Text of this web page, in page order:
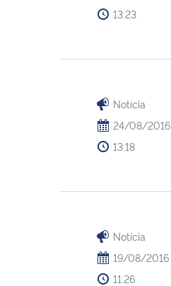
13:23
Notícia
24/08/2016
13:18
Notícia
19/08/2016
11:26